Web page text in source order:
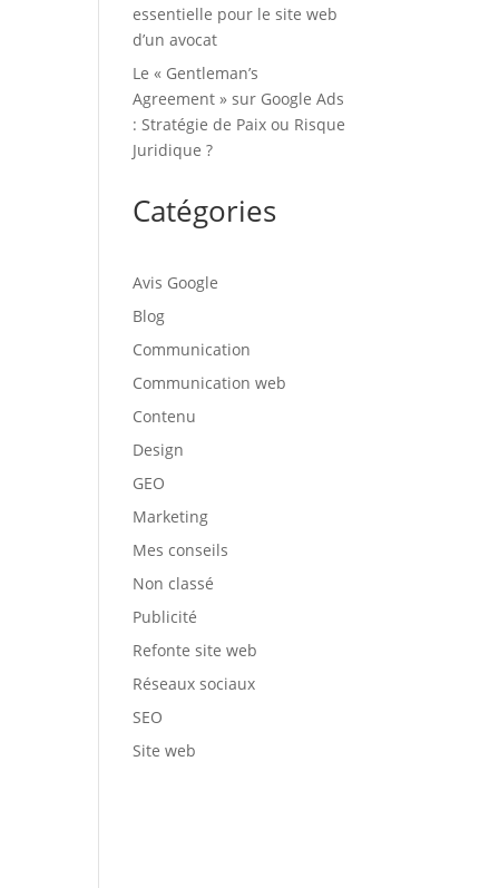
essentielle pour le site web
d’un avocat
Le « Gentleman’s
Agreement » sur Google Ads
: Stratégie de Paix ou Risque
Juridique ?
Catégories
Avis Google
Blog
Communication
Communication web
Contenu
Design
GEO
Marketing
Mes conseils
Non classé
Publicité
Refonte site web
Réseaux sociaux
SEO
Site web